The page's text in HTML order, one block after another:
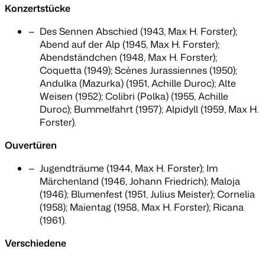
Konzertstücke
Des Sennen Abschied (1943, Max H. Forster);
Abend auf der Alp (1945, Max H. Forster);
Abendständchen (1948, Max H. Forster);
Coquetta (1949); Scènes Jurassiennes (1950);
Andulka (Mazurka) (1951, Achille Duroc); Alte
Weisen (1952); Colibri (Polka) (1955, Achille
Duroc); Bummelfahrt (1957); Alpidyll (1959, Max H.
Forster).
Ouvertüren
Jugendträume (1944, Max H. Forster); Im
Märchenland (1946, Johann Friedrich); Maloja
(1946); Blumenfest (1951, Julius Meister); Cornelia
(1958); Maientag (1958, Max H. Forster); Ricana
(1961).
Verschiedene